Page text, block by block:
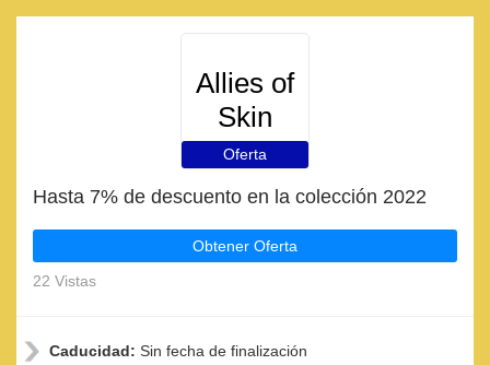
Allies of
Skin
Oferta
Hasta 7% de descuento en la colección 2022
Obtener Oferta
22 Vistas
Caducidad: Sin fecha de finalización